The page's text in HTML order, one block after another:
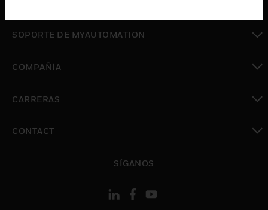
SOPORTE DE MYAUTOMATION
COMPAÑÍA
CARRERAS
CONTACT
SÍGANOS